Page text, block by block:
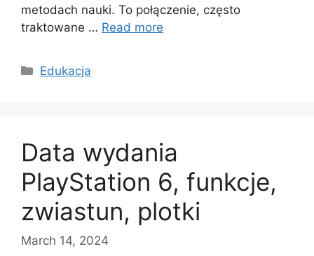
metodach nauki. To połączenie, często
traktowane … Read more
Categories
Edukacja
Data wydania
PlayStation 6, funkcje,
zwiastun, plotki
March 14, 2024